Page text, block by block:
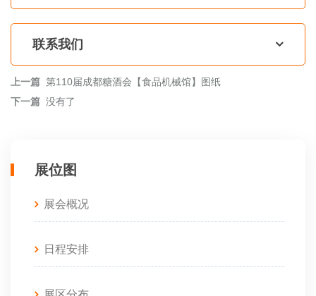
联系我们
上一篇 第110届成都糖酒会【食品机械馆】图纸
下一篇 没有了
展位图
展会概况
日程安排